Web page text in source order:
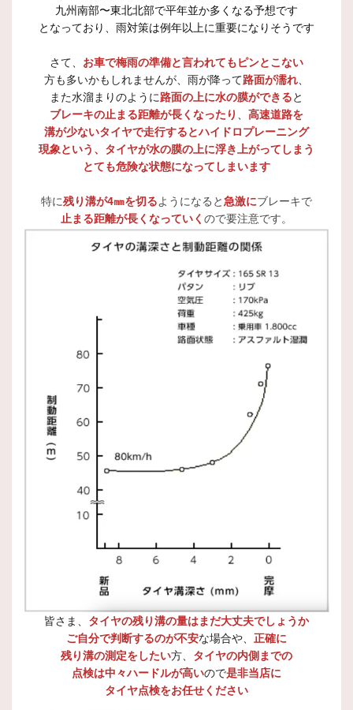
九州南部〜東北北部で平年並か多くなる予想です
となっており、雨対策は例年以上に重要になりそうです
さて、 お車で梅雨の準備と言われてもピンとこない
方も多いかもしれませんが、雨が降って路面が濡れ
また水溜まりのように路面の上に水の膜ができると
ブレーキの止まる距離が長くなったり
高速道路を
溝が少ないタイヤで走行するとハイドロプレーニング
現象という、タイヤが水の膜の上に浮き上がってしまう
とても危険な状態になってしまいます
特に残り溝が4㎜を切るようになると急激にブレーキで
止まる距離が長くなっていく ので要注意です。
皆さま、 タイヤの残り溝の量はまだ大丈夫でしょうか
ご自分で判断するのが不安な場合や、 正確に
残り溝の測定をしたい方、 タイヤの内側までの
点検は中々ハードルが高いので是非当店に
タイヤ点検をお任せください